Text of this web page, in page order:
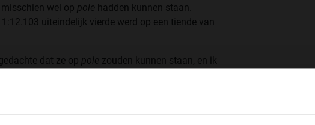
wel op pole hadden kunnen staan.
uiteindelijk vierde werd op een tiende van
dat ze op pole zouden kunnen staan, en ik
Al denk ik dat iedereen dat gevoel in dit soort
[Russell, red.] was zijn snelste tijd in Q3 ook
ronde in Q2. Het was ook gewoon erg moeilijk